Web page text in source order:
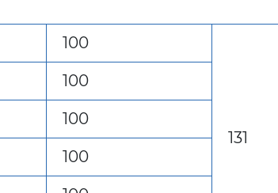
100
131
100
100
100